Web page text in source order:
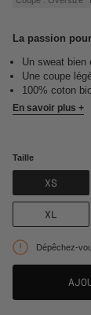
La passion
Un sweat bien
Une coupe
100% coton
En savoir plus +
Taille
XS
XL
NON
Dépêchez-